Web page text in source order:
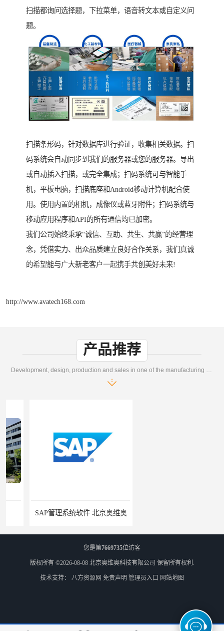
扫描都询问选择题，下拉菜单，语音转文本或自定义问
题。
扫描条形码，针对数据库进行验证，收集相关数据。扫
码系统会自动同步到我们的服务器或您的服务器。导出
或自动插入扫描，或完全集成；扫码系统可与智能手
机，平板电脑，扫描底座和Android移动计算机配合使
用。使用内置的相机，成像仪或蓝牙附件；扫码系统与
移动应用程序和API的所有通信均已加密。
我们公司始终秉承“诚信、互助、共生、共赢”的经营理
念，凭借实力、出众品质建立良好合作关系，我们真诚
的希望能与广大新老客户一起携手共创美好未来!
http://www.avatech168.com
产品推荐
Development, design, production and sales in one of the manufacturing enterprises
SAP管理系统软件 北京奥维奥
您是第7669735位访客
版权所有 ©2026-08-08 北京奥维奥科技有限公司 保留所有权利.
技术支持： 八方资源网 免责声明 管理员入口 网站地图